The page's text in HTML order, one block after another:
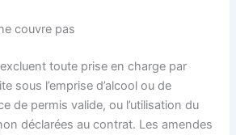
couvre pas
toute prise en charge par
sous l’emprise d’alcool ou de
de permis valide, ou l’utilisation du
déclarées au contrat. Les amendes